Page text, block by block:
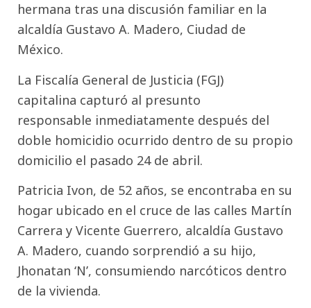
hermana tras una discusión familiar en la
alcaldía Gustavo A. Madero, Ciudad de
México.
La Fiscalía General de Justicia (FGJ)
capitalina capturó al presunto
responsable inmediatamente después del
doble homicidio ocurrido dentro de su propio
domicilio el pasado 24 de abril.
Patricia Ivon, de 52 años, se encontraba en su
hogar ubicado en el cruce de las calles Martín
Carrera y Vicente Guerrero, alcaldía Gustavo
A. Madero, cuando sorprendió a su hijo,
Jhonatan ‘N’, consumiendo narcóticos dentro
de la vivienda.